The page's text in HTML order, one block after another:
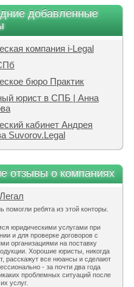
добавленные
компания i-Legal
бюро Практик
юрист в СПБ | Анна
кабинет Андрея
Suvorov.Legal
отзывы о компаниях
помогли ребята из этой конторы.
юридическими услугами при
и для проверке договоров с
организациями на поставку
Хорошие юристы, никогда
расскажут все нюансы и сделают
- за почти два года
проблемных ситуаций после
услуг.